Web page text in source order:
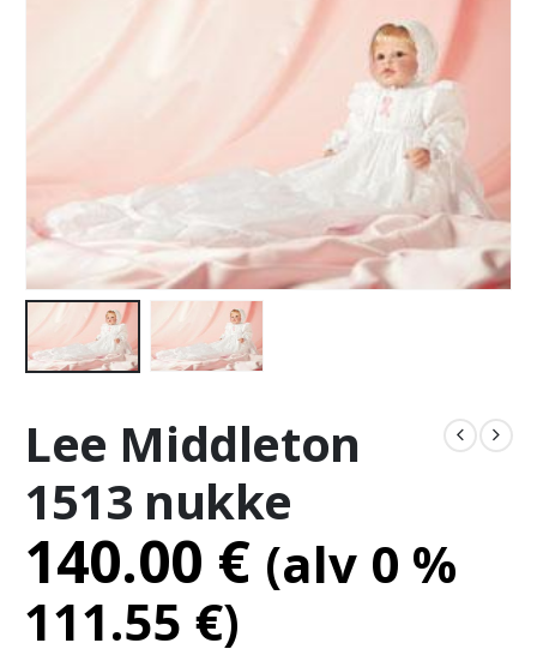
Lee Middleton
1513 nukke
140.00 € (alv 0 %
111.55 €)